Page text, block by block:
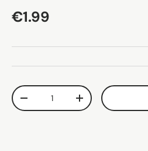
Įprasta kaina
€1.99
Kiekis
Sumažinti kiekįPadidinti kiekį